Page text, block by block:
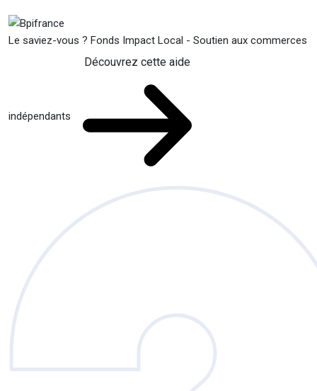
Le saviez-vous ? Fonds Impact Local - Soutien aux commerces
indépendants
Découvrez cette aide